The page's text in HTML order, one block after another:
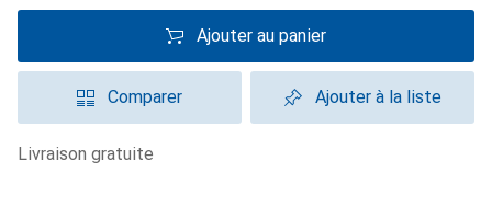
Ajouter au panier
Comparer Ajouter à la liste
livraison gratuite